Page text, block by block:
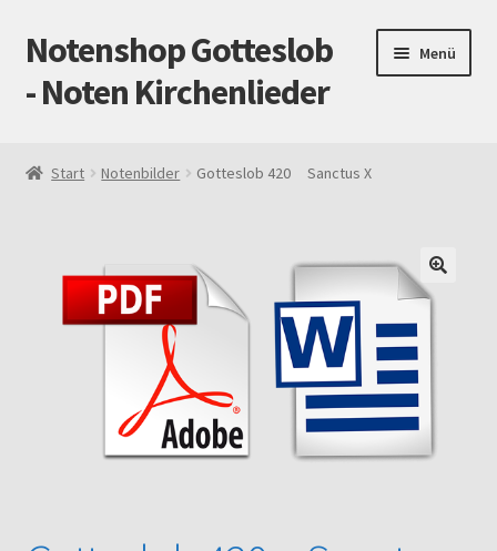
Zur
Navigation
springen
Zum
Inhalt
springen
Notenshop Gotteslob
- Noten Kirchenlieder
Menü
Cookie-Richtlinie (EU)
Gotteslob alt / neu
Start Notenbilder Gotteslob 420 Sanctus X